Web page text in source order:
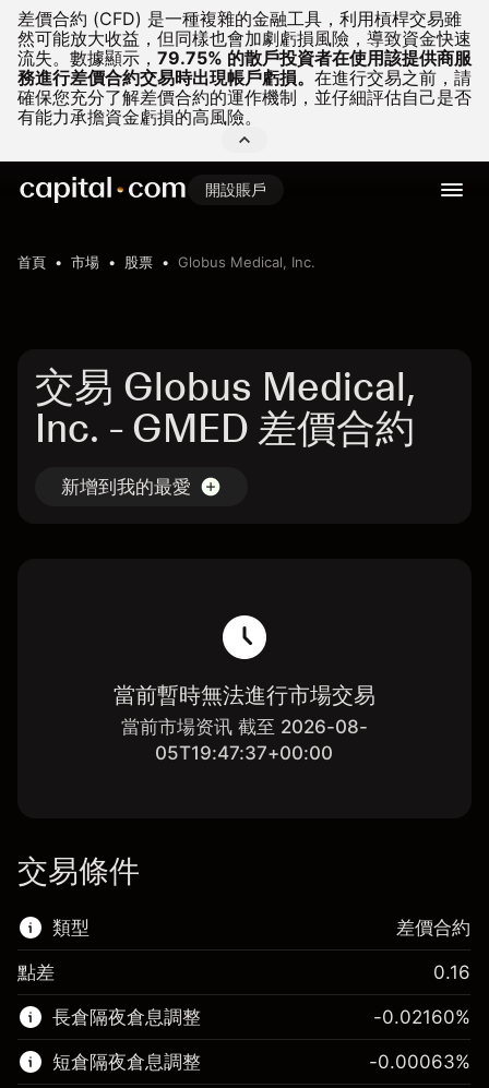
差價合約 (CFD) 是一種複雜的金融工具，利用槓桿交易雖
然可能放大收益，但同樣也會加劇虧損風險，導致資金快速
流失。 數據顯示， 79.75% 的散戶投資者在使用該提供商服
務進行差價合約交易時出現帳戶虧損。 在進行交易之前，請
確保您充分了解差價合約的運作機制，並仔細評估自己是否
有能力承擔資金虧損的高風險。
開設賬戶
首頁 市場 股票 Globus Medical, Inc.
交易 Globus Medical,
Inc. - GMED 差價合約
新增到我的最愛
當前暫時無法進行市場交易
當前市場资讯 截至 2026-08-
05T19:47:37+00:00
交易條件
類型
該金融市場可進行差價合約交易。
了解更多：
差價合約
差價合約
點差 0.16
長倉隔夜倉息調整 -0.02160%
短倉隔夜倉息調整 -0.00063%